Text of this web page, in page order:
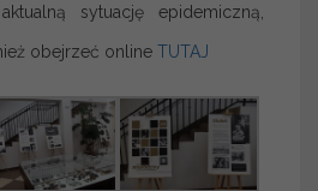
sytuację epidemiczną,
obejrzeć online TUTAJ